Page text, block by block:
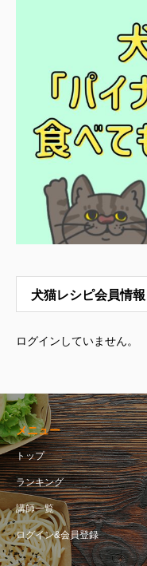
犬猫レシピ会員情報
ログインしていません。
メニュー
トップ
ランキング
講師一覧
ログイン&会員登録